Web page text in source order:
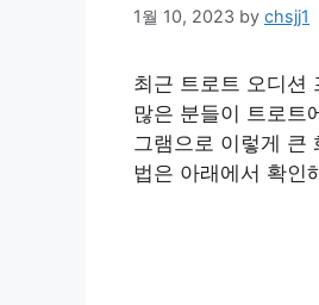
1월 10, 2023 by chsjj1
최근 트로트 오디션
많은 분들이 트로트
그램으로 이렇게 큰
법은 아래에서 확인